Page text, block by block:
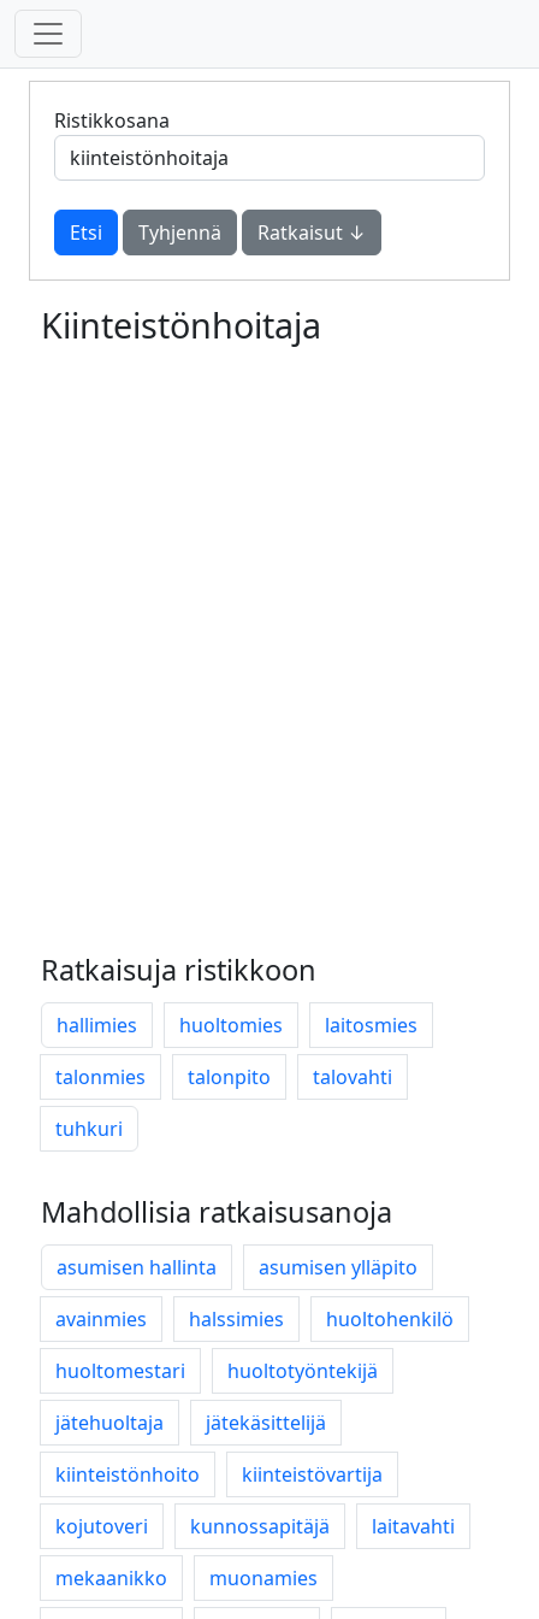
Ristikkosana
Tyhjennä Ratkaisut ↓
Kiinteistönhoitaja
Ratkaisuja ristikkoon
hallimies huoltomies
laitosmies
talonmies
talonpito
talovahti
tuhkuri
Mahdollisia ratkaisusanoja
asumisen hallinta
asumisen ylläpito
avainmies
halssimies
huoltohenkilö
huoltomestari
huoltotyöntekijä
jätehuoltaja
jätekäsittelijä
kiinteistönhoito
kiinteistövartija
kojutoveri
kunnossapitäjä
laitavahti
mekaanikko
muonamies